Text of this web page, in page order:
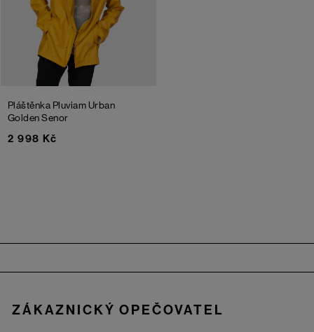
Pláštěnka Pluviam Urban
Golden Senor
2 998 Kč
ZÁKAZNICKÝ OPEČOVATEL